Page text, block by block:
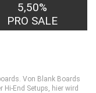
5,50%
PRO SALE
Von Blank Boards
End Setups, hier wird